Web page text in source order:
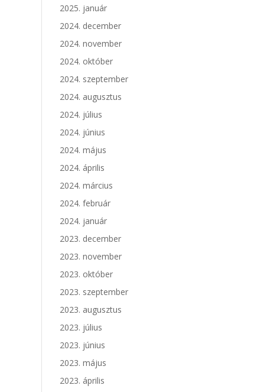
2025. január
2024. december
2024. november
2024. október
2024. szeptember
2024. augusztus
2024. július
2024. június
2024. május
2024. április
2024. március
2024. február
2024. január
2023. december
2023. november
2023. október
2023. szeptember
2023. augusztus
2023. július
2023. június
2023. május
2023. április